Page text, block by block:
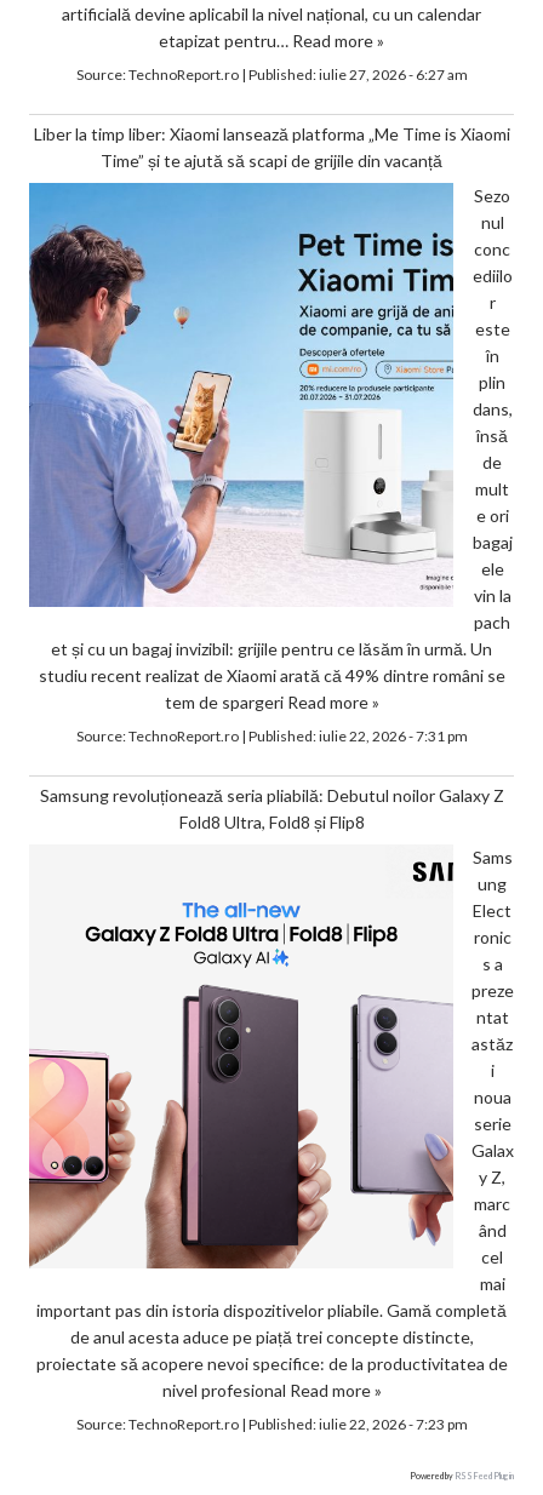
artificială devine aplicabil la nivel național, cu un calendar
etapizat pentru… Read more »
Source:TechnoReport.ro| Published:iulie 27, 2026 - 6:27 am
Liber la timp liber: Xiaomi lansează platforma „Me Time is Xiaomi
Time” și te ajută să scapi de grijile din vacanță
Sezo
nul
conc
ediilo
r
este
în
plin
dans,
însă
de
mult
e ori
bagaj
ele
vin la
pach
et și cu un bagaj invizibil: grijile pentru ce lăsăm în urmă. Un
studiu recent realizat de Xiaomi arată că 49% dintre români se
tem de spargeri Read more »
Source:TechnoReport.ro| Published:iulie 22, 2026 - 7:31 pm
Samsung revoluționează seria pliabilă: Debutul noilor Galaxy Z
Fold8 Ultra, Fold8 și Flip8
Sams
ung
Elect
ronic
s a
preze
ntat
astăz
i
noua
serie
Galax
y Z,
marc
ând
cel
mai
important pas din istoria dispozitivelor pliabile. Gamă completă
de anul acesta aduce pe piață trei concepte distincte,
proiectate să acopere nevoi specifice: de la productivitatea de
nivel profesional Read more »
Source:TechnoReport.ro| Published:iulie 22, 2026 - 7:23 pm
Powered by RSS Feed Plugin